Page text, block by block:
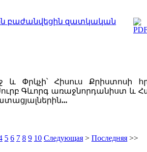
բաժանվեցին զատկական
և Փրկչի՝ Հիսուս Քրիստոսի
Գևորգ առաջնորդանիստ և
...
5 6 7 8 9 10 Следующая > Последняя >>